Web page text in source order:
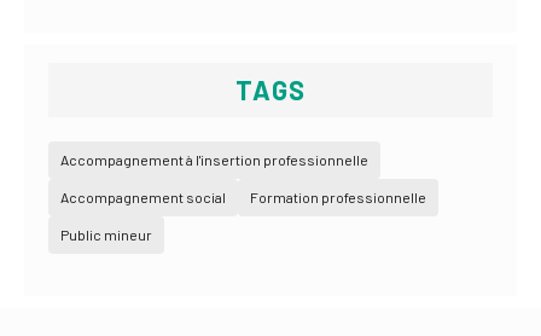
TAGS
Accompagnement à l'insertion professionnelle
Accompagnement social Formation professionnelle
Public mineur